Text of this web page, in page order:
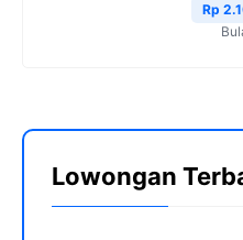
Rp
Lowongan